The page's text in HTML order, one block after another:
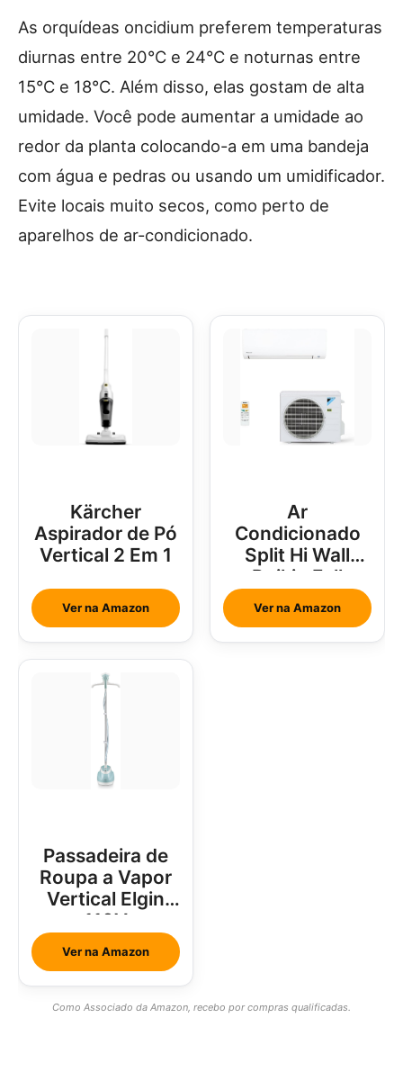
As orquídeas oncidium preferem temperaturas
diurnas entre 20°C e 24°C e noturnas entre
15°C e 18°C. Além disso, elas gostam de alta
umidade. Você pode aumentar a umidade ao
redor da planta colocando-a em uma bandeja
com água e pedras ou usando um umidificador.
Evite locais muito secos, como perto de
aparelhos de ar-condicionado.
Kärcher
Aspirador de Pó
Vertical 2 Em 1
Ver na Amazon
Ar
Condicionado
Split Hi Wall
Daikin Full
Inverter 18000
Btus
Ver na Amazon
Passadeira de
Roupa a Vapor
Vertical Elgin
110V
Ver na Amazon
Como Associado da Amazon, recebo por compras qualificadas.